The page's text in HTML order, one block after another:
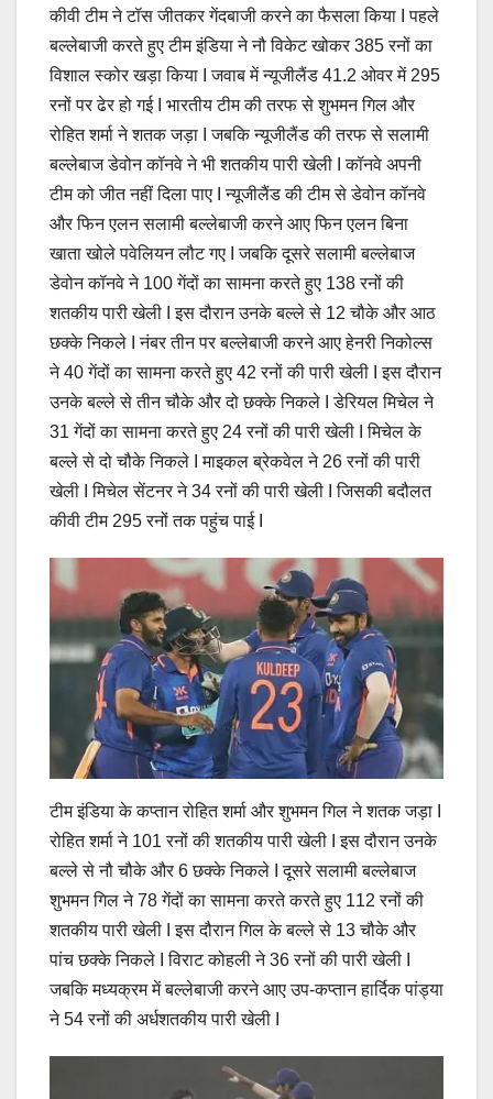
कीवी टीम ने टॉस जीतकर गेंदबाजी करने का फैसला किया I पहले
बल्लेबाजी करते हुए टीम इंडिया ने नौ विकेट खोकर 385 रनों का
विशाल स्कोर खड़ा किया I जवाब में न्यूजीलैंड 41.2 ओवर में 295
रनों पर ढेर हो गई I भारतीय टीम की तरफ से शुभमन गिल और
रोहित शर्मा ने शतक जड़ा I जबकि न्यूजीलैंड की तरफ से सलामी
बल्लेबाज डेवोन कॉनवे ने भी शतकीय पारी खेली I कॉनवे अपनी
टीम को जीत नहीं दिला पाए I न्यूजीलैंड की टीम से डेवोन कॉनवे
और फिन एलन सलामी बल्लेबाजी करने आए फिन एलन बिना
खाता खोले पवेलियन लौट गए I जबकि दूसरे सलामी बल्लेबाज
डेवोन कॉनवे ने 100 गेंदों का सामना करते हुए 138 रनों की
शतकीय पारी खेली I इस दौरान उनके बल्ले से 12 चौके और आठ
छक्के निकले I नंबर तीन पर बल्लेबाजी करने आए हेनरी निकोल्स
ने 40 गेंदों का सामना करते हुए 42 रनों की पारी खेली I इस दौरान
उनके बल्ले से तीन चौके और दो छक्के निकले I डेरियल मिचेल ने
31 गेंदों का सामना करते हुए 24 रनों की पारी खेली I मिचेल के
बल्ले से दो चौके निकले I माइकल ब्रेकवेल ने 26 रनों की पारी
खेली I मिचेल सेंटनर ने 34 रनों की पारी खेली I जिसकी बदौलत
कीवी टीम 295 रनों तक पहुंच पाई I
टीम इंडिया के कप्तान रोहित शर्मा और शुभमन गिल ने शतक जड़ा I
रोहित शर्मा ने 101 रनों की शतकीय पारी खेली I इस दौरान उनके
बल्ले से नौ चौके और 6 छक्के निकले I दूसरे सलामी बल्लेबाज
शुभमन गिल ने 78 गेंदों का सामना करते करते हुए 112 रनों की
शतकीय पारी खेली I इस दौरान गिल के बल्ले से 13 चौके और
पांच छक्के निकले I विराट कोहली ने 36 रनों की पारी खेली I
जबकि मध्यक्रम में बल्लेबाजी करने आए उप-कप्तान हार्दिक पांड्या
ने 54 रनों की अर्धशतकीय पारी खेली I